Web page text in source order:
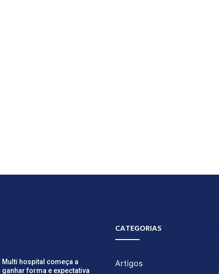
Multi hospital começa a
ganhar forma e expectativa
CATEGORIAS
Artigos